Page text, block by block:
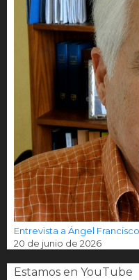
Entrevista a Ángel
20 de junio de 2026
Estamos en YouTube